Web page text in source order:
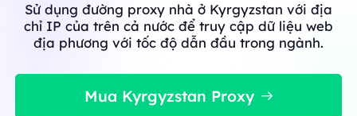
Sử dụng đường proxy nhà ở Kyrgyzstan với địa
chỉ IP của trên cả nước để truy cập dữ liệu web
địa phương với tốc độ dẫn đầu trong ngành.
Mua Kyrgyzstan Proxy